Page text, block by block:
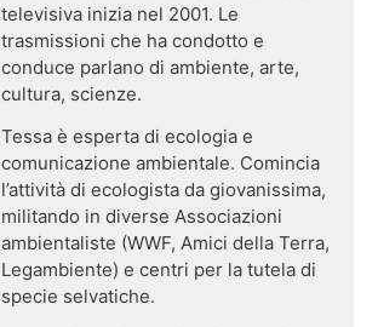
televisiva inizia nel 2001. Le
trasmissioni che ha condotto e
conduce parlano di ambiente, arte,
cultura, scienze.
Tessa è esperta di ecologia e
comunicazione ambientale. Comincia
l’attività di ecologista da giovanissima,
militando in diverse Associazioni
ambientaliste (WWF, Amici della Terra,
Legambiente) e centri per la tutela di
specie selvatiche.